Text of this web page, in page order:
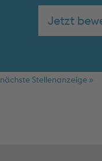
Jetzt
nächste Stellenanzeige »